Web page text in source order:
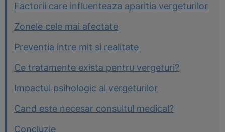
Factorii care influenteaza aparitia vergeturilor
Zonele cele mai afectate
Preventia intre mit si realitate
Ce tratamente exista pentru vergeturi?
Impactul psihologic al vergeturilor
Cand este necesar consultul medical?
Concluzie